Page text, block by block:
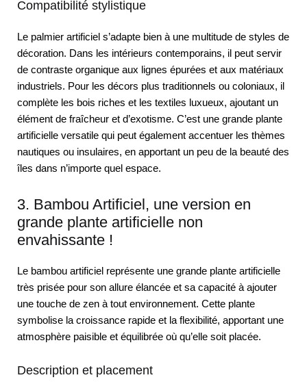
Compatibilité stylistique
Le palmier artificiel s’adapte bien à une multitude de styles de
décoration. Dans les intérieurs contemporains, il peut servir
de contraste organique aux lignes épurées et aux matériaux
industriels. Pour les décors plus traditionnels ou coloniaux, il
complète les bois riches et les textiles luxueux, ajoutant un
élément de fraîcheur et d’exotisme. C’est une grande plante
artificielle versatile qui peut également accentuer les thèmes
nautiques ou insulaires, en apportant un peu de la beauté des
îles dans n’importe quel espace.
3. Bambou Artificiel, une version en
grande plante artificielle non
envahissante !
Le bambou artificiel représente une grande plante artificielle
très prisée pour son allure élancée et sa capacité à ajouter
une touche de zen à tout environnement. Cette plante
symbolise la croissance rapide et la flexibilité, apportant une
atmosphère paisible et équilibrée où qu’elle soit placée.
Description et placement